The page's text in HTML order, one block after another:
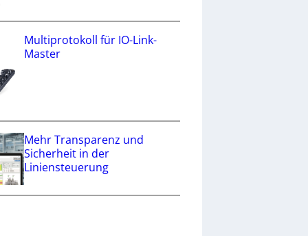
Multiprotokoll für IO-Link-
Master
Mehr Transparenz und
Sicherheit in der
Liniensteuerung